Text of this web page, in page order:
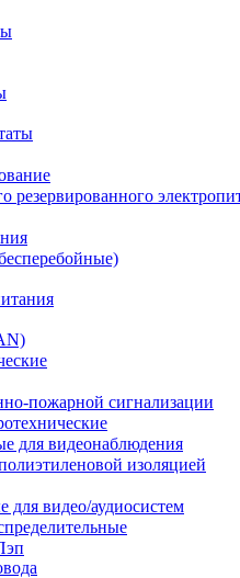
резервированного
пожарной сигнализации
для видеонаблюдения
изоляцией
для видео/аудиосистем